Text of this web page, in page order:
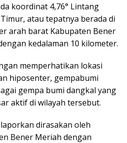
koordinat 4,76° Lintang
atau tepatnya berada di
arah barat Kabupaten Bener
kedalaman 10 kilometer.
memperhatikan lokasi
hiposenter, gempabumi
gempa bumi dangkal yang
aktif di wilayah tersebut.
dirasakan oleh
Bener Meriah dengan